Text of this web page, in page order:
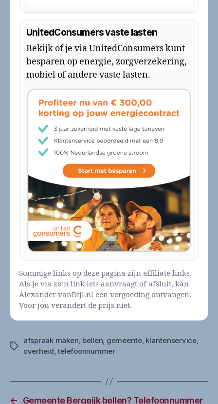
UnitedConsumers vaste lasten
Bekijk of je via UnitedConsumers kunt
besparen op energie, zorgverzekering,
mobiel of andere vaste lasten.
Sommige links op deze pagina zijn affiliate links.
Als je via zo’n link iets aanvraagt of afsluit, kan
Alexander vanDijl.nl een vergoeding ontvangen.
Voor jou verandert de prijs niet.
Tags
afspraak maken, bellen, gemeente, klantenservice,
overheid,telefoonnummer
←
Gemeente Bergeijk bellen? Telefoonnummer